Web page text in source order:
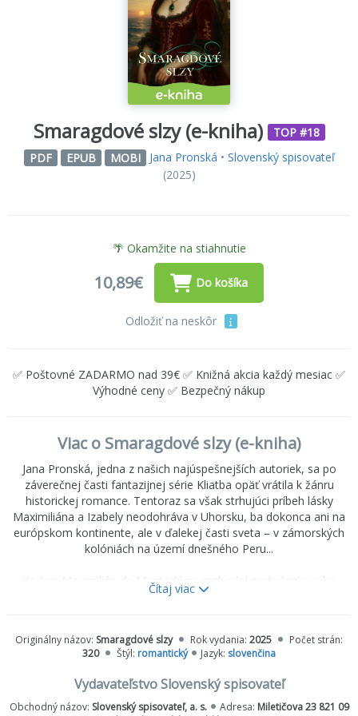
Smaragdové slzy (e-kniha)
TOP #18
PDF
EPUB MOBI Jana Pronská • Slovenský spisovateľ
(2025)
🌴 Okamžite na stiahnutie
10,89€ Do košíka
Odložiť na neskôr
✅ Poštovné ZADARMO nad 39€ ✅ Knižná akcia každý mesiac ✅
Výhodné ceny ✅ Bezpečný nákup
Viac o Smaragdové slzy (e-kniha)
Jana Pronská, jedna z našich najúspešnejších autoriek, sa po
záverečnej časti fantazijnej série Kliatba opäť vrátila k žánru
historickej romance. Tentoraz sa však strhujúci príbeh lásky
Maximiliána a Izabely neodohráva v Uhorsku, ba dokonca ani na
európskom kontinente, ale v ďalekej časti sveta – v zámorských
kolóniách na území dnešného Peru...
Keď sa Maximilián de Montadórre rozhodol zachrániť svojho
priateľa pred popravou, netušil, ako veľmi mu to zmení život. Útek
rozhodnutím. Cestou do Limy spoznáva krásnu, no záhadnú ženu,
ktorá ho natoľko zaujme, že sa mu začne vkrádať do snov. Počas
nekonečnej plavby jej zachráni život, ale ani to nestačí, aby si
mladú šľachtičnú získal, pretože je pevne rozhodnutá vstúpiť do
kláštora.
Čítaj viac
Originálny názov: Smaragdové slzy Rok vydania: 2025
Počet strán:
320
Štýl: romantický Jazyk: slovenčina
Vydavateľstvo Slovenský spisovateľ
Obchodný názov: Slovenský spisovateľ, a. s. Adresa: Miletičova 23 821 09